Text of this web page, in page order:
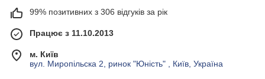
99% позитивних з 306 відгуків за рік
Працює з 11.10.2013
м. Київ
вул. Миропільска 2, ринок "Юність" , Київ, Україна